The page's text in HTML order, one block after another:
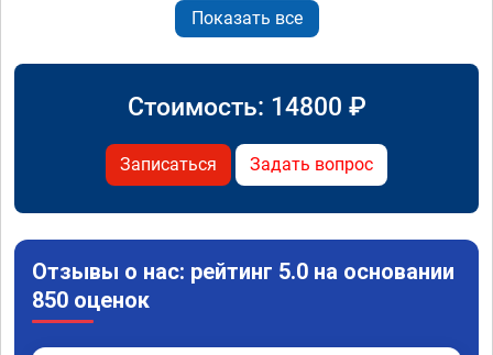
Показать все
Стоимость: 14800 ₽
Записаться Задать вопрос
Отзывы о нас: рейтинг 5.0 на основании
850 оценок